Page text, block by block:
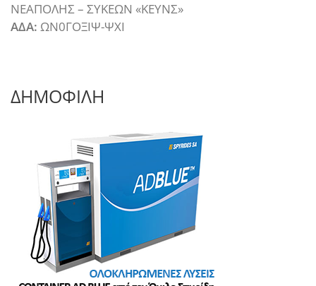
ΝΕΑΠΟΛΗΣ – ΣΥΚΕΩΝ «ΚΕΥΝΣ»
ΑΔΑ: ΩΝ0ΓΟΞΙΨ-ΨΧΙ
ΔΗΜΟΦΙΛΗ